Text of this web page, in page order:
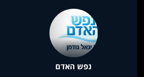
נפש האדם